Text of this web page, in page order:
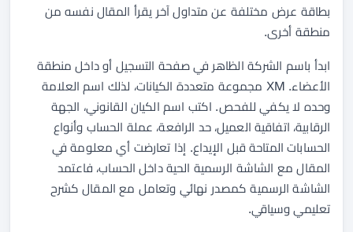
بطاقة عرض مختلفة عن متداول آخر يقرأ المقال نفسه من
منطقة أخرى.
ابدأ باسم الشركة الظاهر في صفحة التسجيل أو داخل منطقة
الأعضاء. XM مجموعة متعددة الكيانات، لذلك اسم العلامة
وحده لا يكفي للفحص. اكتب اسم الكيان القانوني، الجهة
الرقابية، اتفاقية العميل، حد الرافعة، عملة الحساب وأنواع
الحسابات المتاحة قبل الإيداع. إذا تعارضت أي معلومة في
المقال مع الشاشة الرسمية الحية داخل الحساب، فاعتمد
الشاشة الرسمية كمصدر نهائي وتعامل مع المقال كشرح
تعليمي وسياقي.